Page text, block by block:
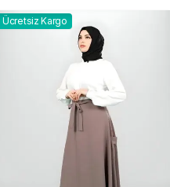
Ücretsiz Kargo